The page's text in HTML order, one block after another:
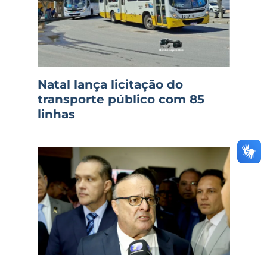
Natal lança licitação do
transporte público com 85
linhas